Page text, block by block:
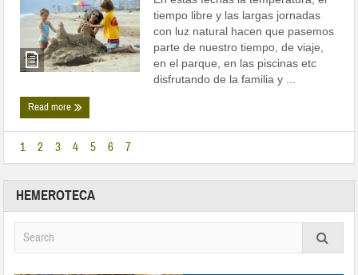
tiempo libre y las largas jornadas
con luz natural hacen que pasemos
parte de nuestro tiempo, de viaje,
en el parque, en las piscinas etc
disfrutando de la familia y ...
Read more
1 2 3 4 5 6 7
HEMEROTECA